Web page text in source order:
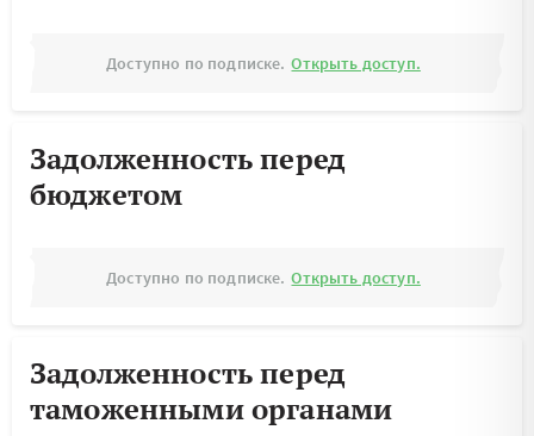
Доступно по подписке. Открыть доступ.
Задолженность перед
бюджетом
Доступно по подписке. Открыть доступ.
Задолженность перед
таможенными органами